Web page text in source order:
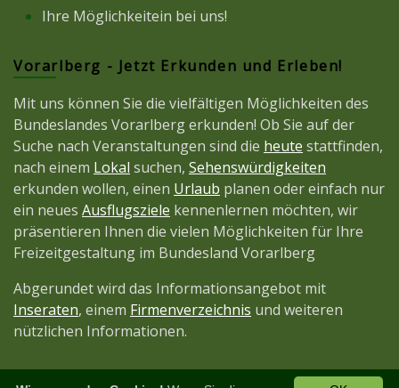
Ihre Möglichkeitein bei uns!
Vorarlberg - Jetzt Erkunden und Erleben!
Mit uns können Sie die vielfältigen Möglichkeiten des
Bundeslandes Vorarlberg erkunden! Ob Sie auf der
Suche nach Veranstaltungen sind die heute stattfinden,
nach einem Lokal suchen, Sehenswürdigkeiten
erkunden wollen, einen Urlaub planen oder einfach nur
ein neues Ausflugsziele kennenlernen möchten, wir
präsentieren Ihnen die vielen Möglichkeiten für Ihre
Freizeitgestaltung im Bundesland Vorarlberg
Abgerundet wird das Informationsangebot mit
Inseraten, einem Firmenverzeichnis und weiteren
nützlichen Informationen.